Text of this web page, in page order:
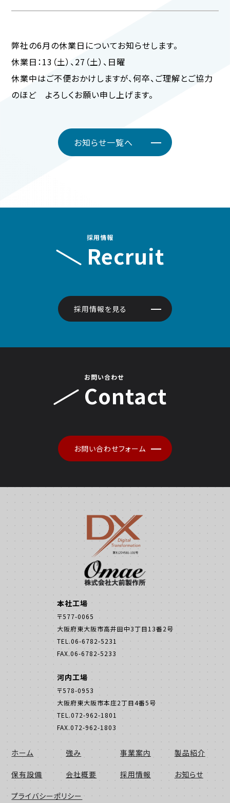
弊社の6月の休業日についてお知らせします。
休業日：13（土）、27（土）、日曜
休業中はご不便おかけしますが、何卒、ご理解とご協力
のほど よろしくお願い申し上げます。
お知らせ一覧へ
採用情報
Recruit
採用情報を見る
お問い合わせ
Contact
お問い合わせフォーム
本社工場
〒577-0065
大阪府東大阪市高井田中3丁目13番2号
TEL.06-6782-5231
FAX.06-6782-5233
河内工場
〒578-0953
大阪府東大阪市本庄2丁目4番5号
TEL.072-962-1801
FAX.072-962-1803
ホーム 強み 事業案内 製品紹介
保有設備 会社概要 採用情報 お知らせ
プライバシーポリシー